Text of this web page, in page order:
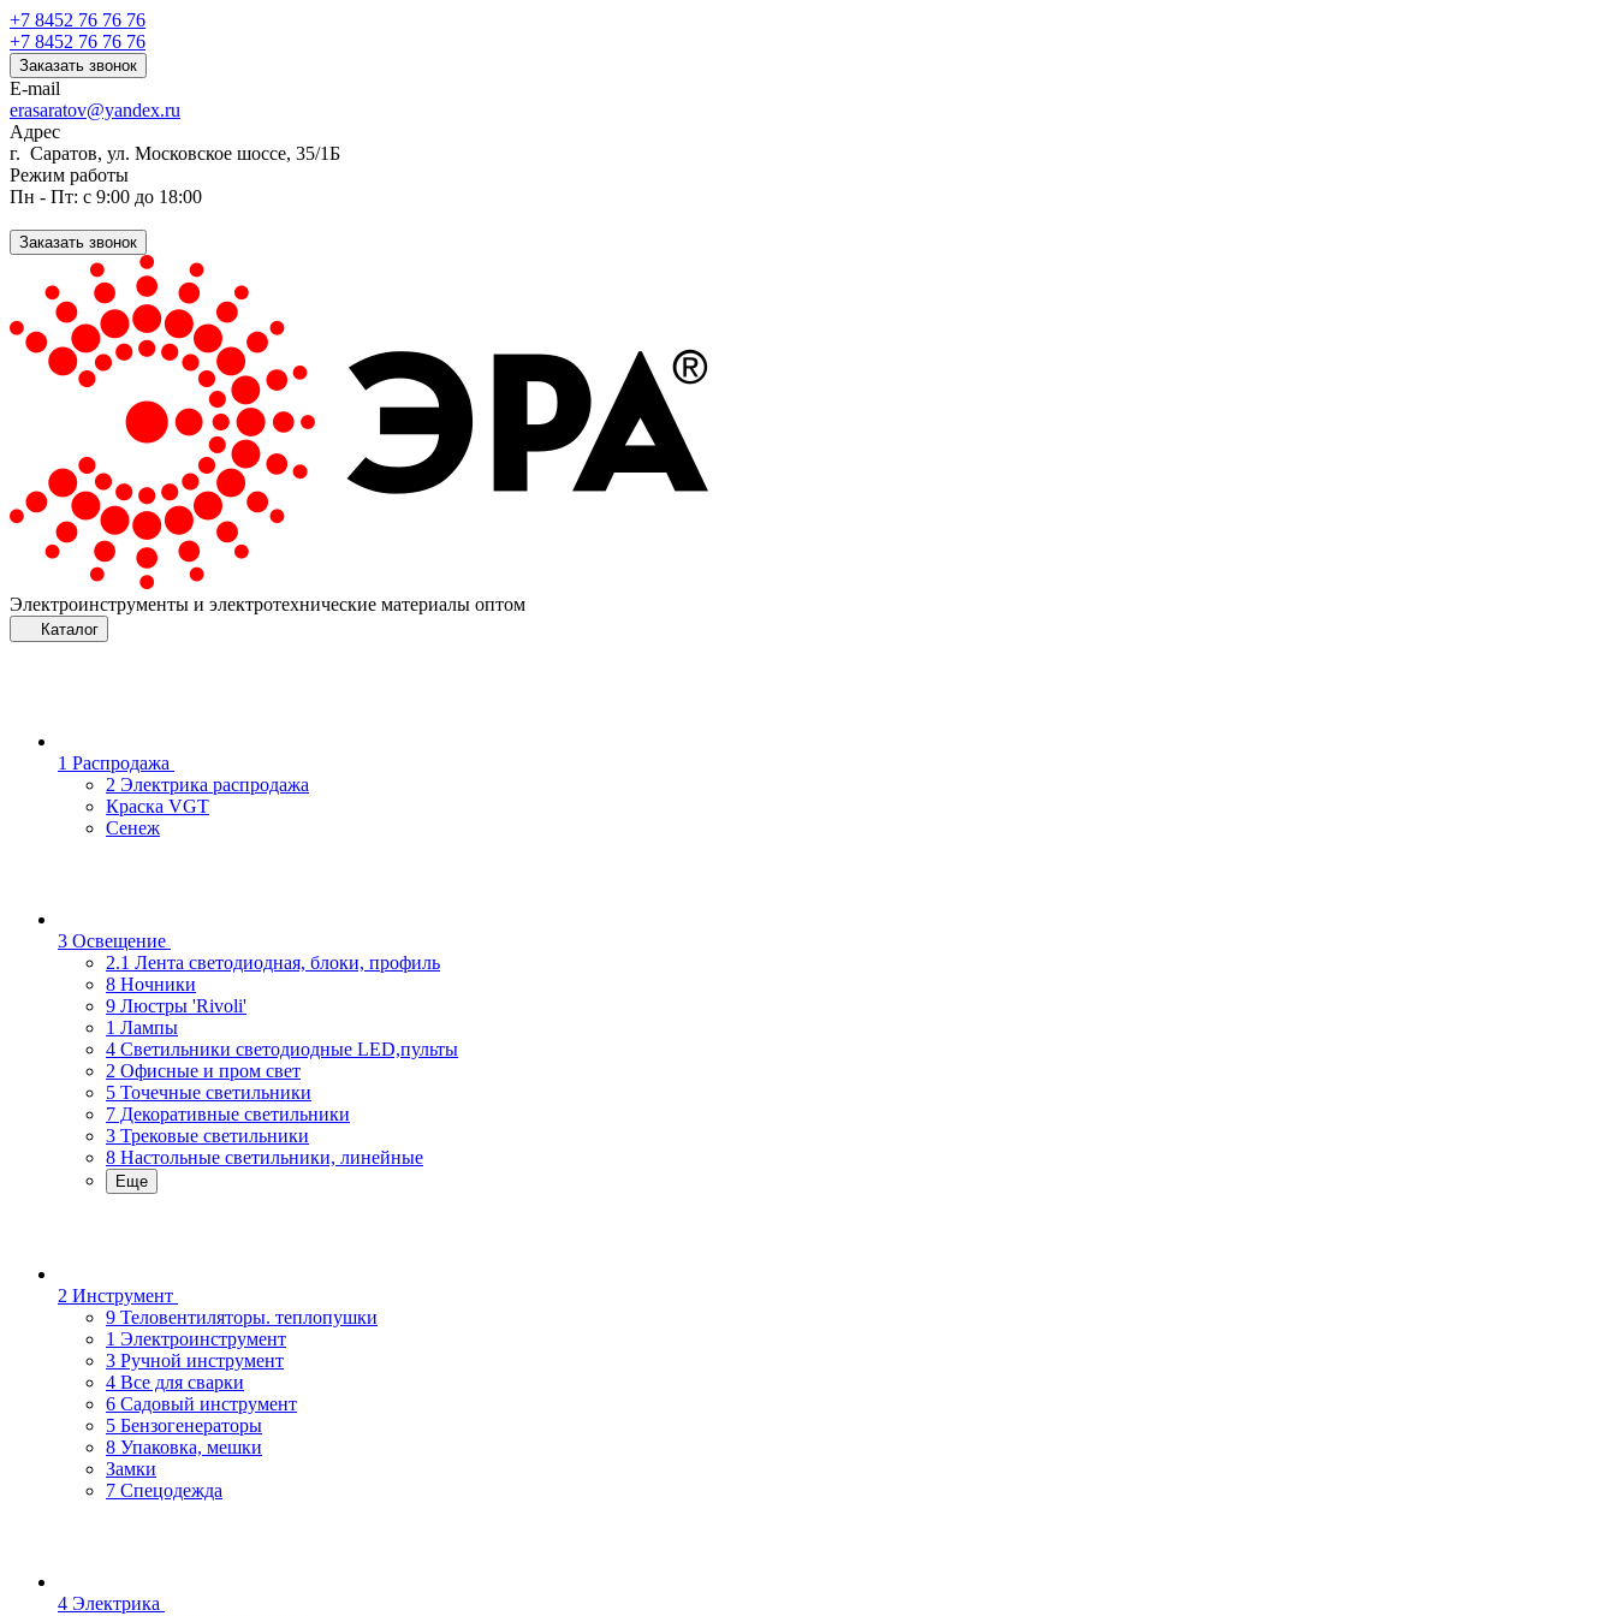
+7 8452 76 76 76
+7 8452 76 76 76
Заказать звонок
E-mail
erasaratov@yandex.ru
Адрес
г. Саратов, ул. Московское шоссе, 35/1Б
Режим работы
Пн - Пт: с 9:00 до 18:00
Заказать звонок
Электроинструменты и электротехнические материалы оптом
Каталог
1 Распродажа
2 Электрика распродажа
Краска VGT
Сенеж
3 Освещение
2.1 Лента светодиодная, блоки, профиль
8 Ночники
9 Люстры 'Rivoli'
1 Лампы
4 Светильники светодиодные LED,пульты
2 Офисные и пром свет
5 Точечные светильники
7 Декоративные светильники
3 Трековые светильники
8 Настольные светильники, линейные
Еще
2 Инструмент
9 Теловентиляторы. теплопушки
1 Электроинструмент
3 Ручной инструмент
4 Все для сварки
6 Садовый инструмент
5 Бензогенераторы
8 Упаковка, мешки
Замки
7 Спецодежда
4 Электрика